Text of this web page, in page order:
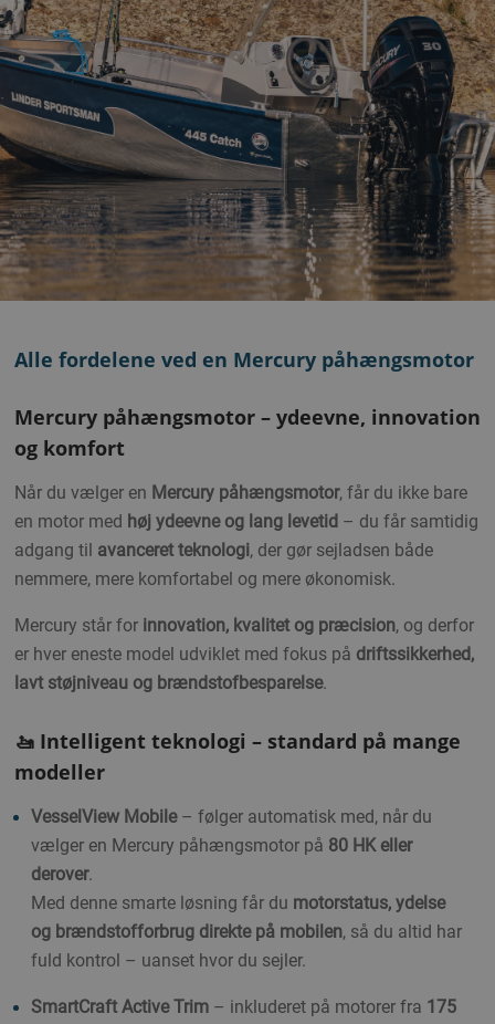
Alle fordelene ved en Mercury påhængsmotor
Mercury påhængsmotor – ydeevne, innovation
og komfort
Når du vælger en Mercury påhængsmotor, får du ikke bare
en motor med høj ydeevne og lang levetid – du får samtidig
adgang til avanceret teknologi, der gør sejladsen både
nemmere, mere komfortabel og mere økonomisk.
Mercury står for innovation, kvalitet og præcision, og derfor
er hver eneste model udviklet med fokus på driftssikkerhed,
lavt støjniveau og brændstofbesparelse.
🚤 Intelligent teknologi – standard på mange
modeller
VesselView Mobile– følger automatisk med, når du
vælger en Mercury påhængsmotor på 80 HK eller
derover.
Med denne smarte løsning får du motorstatus, ydelse
og brændstofforbrug direkte på mobilen, så du altid har
fuld kontrol – uanset hvor du sejler.
SmartCraft Active Trim – inkluderet på motorer fra 175